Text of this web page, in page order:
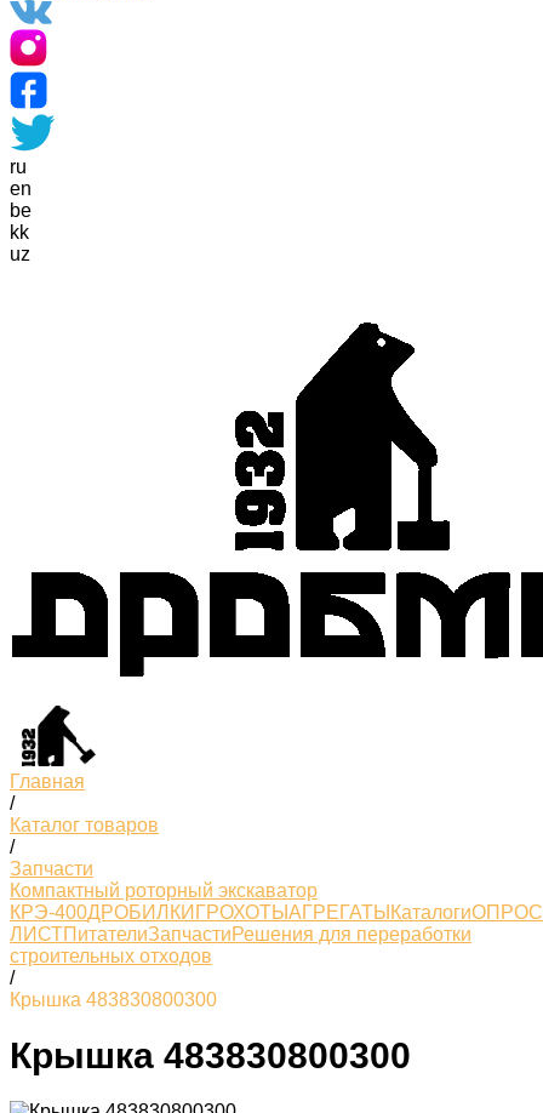
ru
en
be
kk
uz
Главная
/
Каталог товаров
/
Запчасти
Компактный роторный экскаватор
КРЭ-400ДРОБИЛКИ ГРОХОТЫ АГРЕГАТЫ Каталоги
ЛИСТПитателиЗапчастиРешения для переработки
строительных отходов
/
Крышка 483830800300
Крышка 483830800300